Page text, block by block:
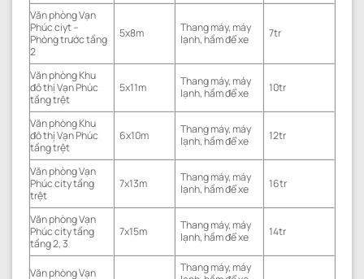
Văn phòng Vạn
Phúc ciyt –
Phòng trước tầng
2
5x8m
Thang máy, máy
lạnh, hầm để xe
7tr
Văn phòng Khu
đô thị Vạn Phúc
tầng trệt
5x11m
Thang máy, máy
lạnh, hầm để xe
10tr
Văn phòng Khu
đô thị Vạn Phúc
tầng trệt
6x10m
Thang máy, máy
lạnh, hầm để xe
12tr
Văn phòng Vạn
Phúc city tầng
trệt
7x13m
Thang máy, máy
lạnh, hầm để xe
16tr
Văn phòng Vạn
Phúc city tầng
tầng 2, 3
7x15m
Thang máy, máy
lạnh, hầm để xe
14tr
Văn phòng Vạn
Thang máy, máy